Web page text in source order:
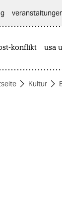
konflikt usa
Kultur